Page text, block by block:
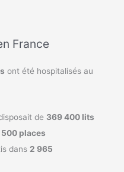
France
ont été hospitalisés au
de 369 400 lits
places
dans 2 965